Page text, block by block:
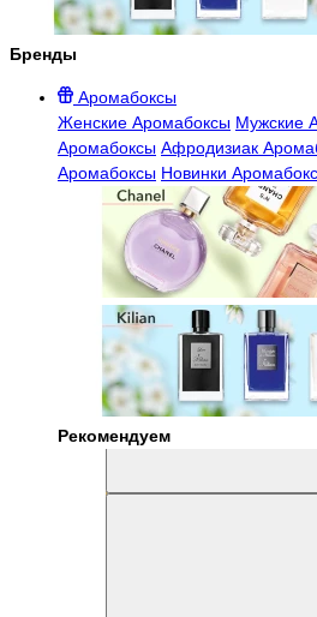
Бренды
Аромабоксы
Женские Аромабоксы Мужские
Аромабоксы Афродизиак
Аромабоксы Новинки Аромабокс
Рекомендуем